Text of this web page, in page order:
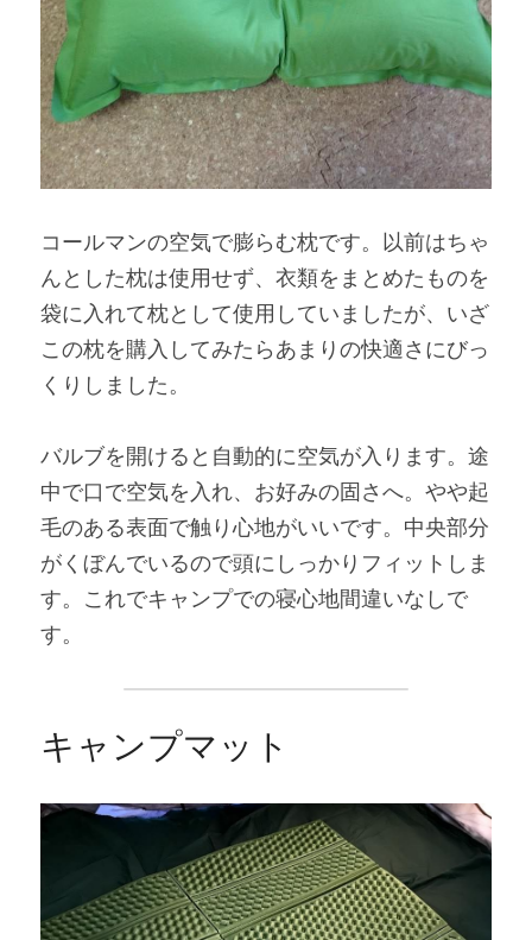
コールマンの空気で膨らむ枕です。以前はちゃ
んとした枕は使用せず、衣類をまとめたものを
袋に入れて枕として使用していましたが、いざ
この枕を購入してみたらあまりの快適さにびっ
くりしました。
バルブを開けると自動的に空気が入ります。途
中で口で空気を入れ、お好みの固さへ。やや起
毛のある表面で触り心地がいいです。中央部分
がくぼんでいるので頭にしっかりフィットしま
す。これでキャンプでの寝心地間違いなしで
す。
キャンプマット